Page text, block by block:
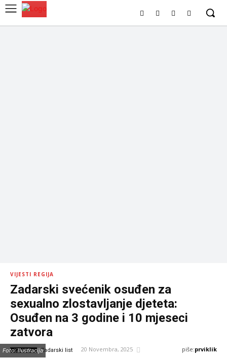
VIJESTI REGIJA
Zadarski svećenik osuđen za
sexualno zlostavljanje djeteta:
Osuđen na 3 godine i 10 mjeseci
zatvora
IZVOR: Zadarski list 20 Novembra, 2025 piše:prviklik
Foto: Ilustracija